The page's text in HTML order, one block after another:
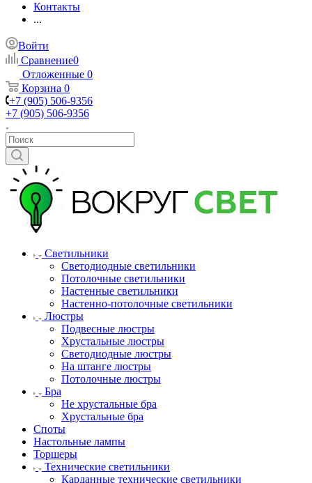
Контакты
...
Войти
Сравнение0
Отложенные 0
Корзина 0
+7 (905) 506-9356
+7 (905) 506-9356
Светильники
Светодиодные светильники
Потолочные светильники
Настенные светильники
Настенно-потолочные светильники
Люстры
Подвесные люстры
Хрустальные люстры
Светодиодные люстры
На штанге люстры
Потолочные люстры
Бра
Не хрустальные бра
Хрустальные бра
Споты
Настольные лампы
Торшеры
Технические светильники
Карданные технические светильники